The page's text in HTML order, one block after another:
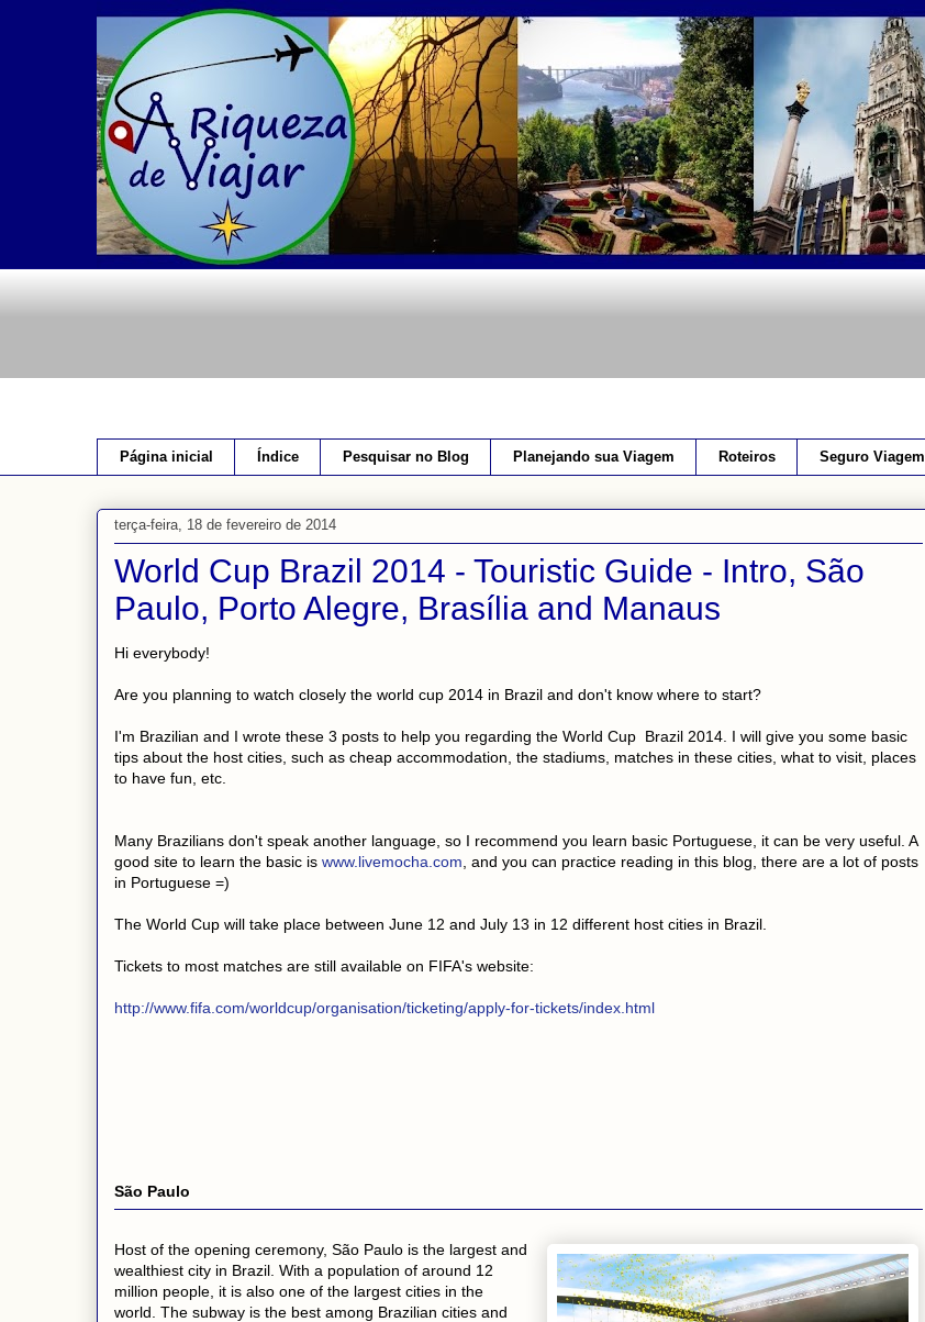
Página inicial Índice Pesquisar no Blog Planejando sua Viagem Roteiros Seguro Viagem
terça-feira, 18 de fevereiro de 2014
World Cup Brazil 2014 - Touristic Guide - Intro, São
Paulo, Porto Alegre, Brasília and Manaus
Hi everybody!
Are you planning to watch closely the world cup 2014 in Brazil and don't know where to start?
I'm Brazilian and I wrote these 3 posts to help you regarding the World Cup Brazil 2014. I will give you some basic
tips about the host cities, such as cheap accommodation, the stadiums, matches in these cities, what to visit, places
to have fun, etc.
Many Brazilians don't speak another language, so I recommend you learn basic Portuguese, it can be very useful. A
good site to learn the basic is www.livemocha.com , and you can practice reading in this blog, there are a lot of posts
in Portuguese =)
The World Cup will take place between June 12 and July 13 in 12 different host cities in Brazil.
Tickets to most matches are still available on FIFA's website:
http://www.fifa.com/worldcup/organisation/ticketing/apply-for-tickets/index.html
São Paulo
Host of the opening ceremony, São Paulo is the largest and
wealthiest city in Brazil. With a population of around 12
million people, it is also one of the largest cities in the
world. The subway is the best among Brazilian cities and